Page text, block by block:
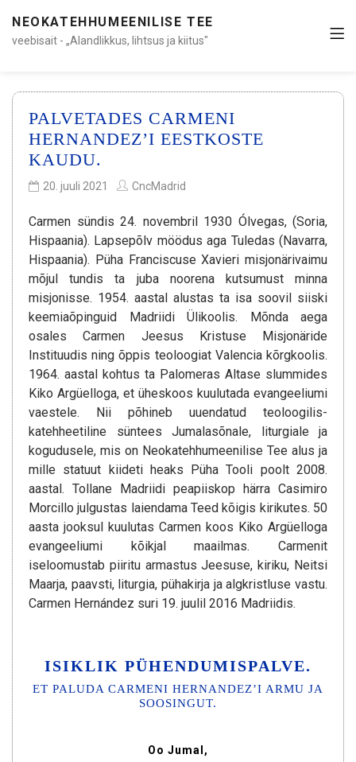
NEOKATEHHUMEENILISE TEE
veebisait - „Alandlikkus, lihtsus ja kiitus"
PALVETADES CARMENI
HERNANDEZ’I EESTKOSTE
KAUDU.
20. juuli 2021 CncMadrid
Carmen sündis 24. novembril 1930 Ólvegas, (Soria,
Hispaania). Lapsepõlv möödus aga Tuledas (Navarra,
Hispaania). Püha Franciscuse Xavieri misjonärivaimu
mõjul tundis ta juba noorena kutsumust minna
misjonisse. 1954. aastal alustas ta isa soovil siiski
keemiaõpinguid Madriidi Ülikoolis. Mõnda aega
osales Carmen Jeesus Kristuse Misjonäride
Instituudis ning õppis teoloogiat Valencia kõrgkoolis.
1964. aastal kohtus ta Palomeras Altase slummides
Kiko Argüelloga, et üheskoos kuulutada evangeeliumi
vaestele. Nii põhineb uuendatud teoloogilis-
katehheetiline süntees Jumalasõnale, liturgiale ja
kogudusele, mis on Neokatehhumeenilise Tee alus ja
mille statuut kiideti heaks Püha Tooli poolt 2008.
aastal. Tollane Madriidi peapiiskop härra Casimiro
Morcillo julgustas laiendama Teed kõigis kirikutes. 50
aasta jooksul kuulutas Carmen koos Kiko Argüelloga
evangeeliumi kõikjal maailmas. Carmenit
iseloomustab piiritu armastus Jeesuse, kiriku, Neitsi
Maarja, paavsti, liturgia, pühakirja ja algkristluse vastu.
Carmen Hernández suri 19. juulil 2016 Madriidis.
ISIKLIK PÜHENDUMISPALVE.
ET PALUDA CARMENI HERNANDEZ’I ARMU JA
SOOSINGUT.
Oo Jumal,